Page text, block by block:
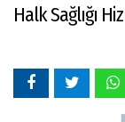
Halk Sağlığı